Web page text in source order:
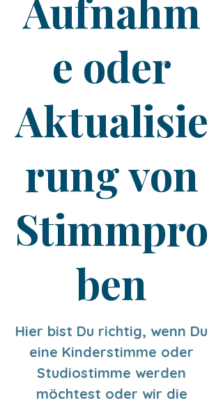
Aufnahm
e oder
Aktualisie
rung von
Stimmpro
ben
Hier bist Du richtig, wenn Du
eine Kinderstimme oder
Studiostimme werden
möchtest oder wir die